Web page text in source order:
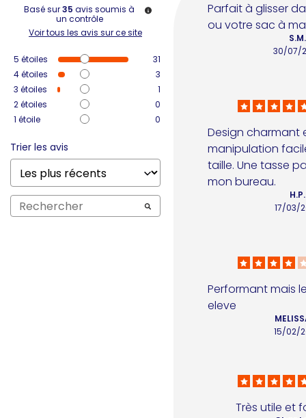
Basé sur35 avis soumis à
un contrôle
Voir tous les avis sur ce site
5 étoiles
31
4étoiles
3
3 étoiles
1
2étoiles
0
1 étoile 0
Trier les avis
Parfait à glisser
ou votre sac à
30/07/
S.M.
Design charmant
manipulation
taille. Une tasse
mon bureau.
17/03/
H.P.
Performant mais
eleve
15/02/
Très utile et